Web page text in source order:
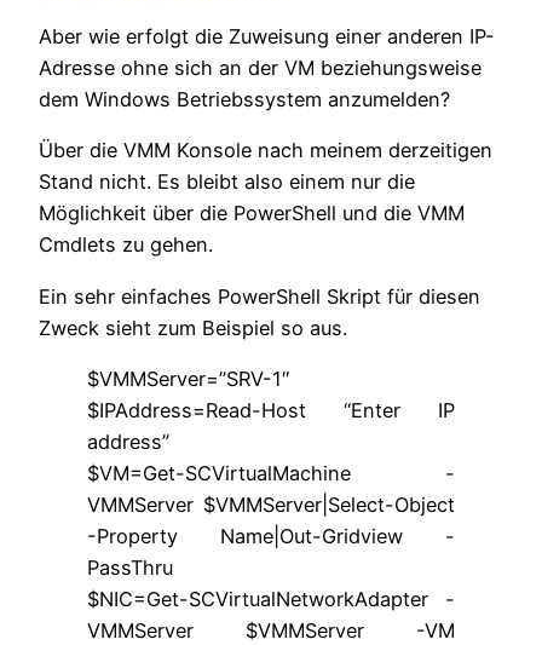
Aber wie erfolgt die Zuweisung einer anderen IP-
Adresse ohne sich an der VM beziehungsweise
dem Windows Betriebssystem anzumelden?
Über die VMM Konsole nach meinem derzeitigen
Stand nicht. Es bleibt also einem nur die
Möglichkeit über die PowerShell und die VMM
Cmdlets zu gehen.
Ein sehr einfaches PowerShell Skript für diesen
Zweck sieht zum Beispiel so aus.
$VMMServer=”SRV-1″
$IPAddress=Read-Host “Enter IP
address”
$VM=Get-SCVirtualMachine -
VMMServer $VMMServer|Select-Object
-Property Name|Out-Gridview -
PassThru
$NIC=Get-SCVirtualNetworkAdapter -
VMMServer $VMMServer -VM